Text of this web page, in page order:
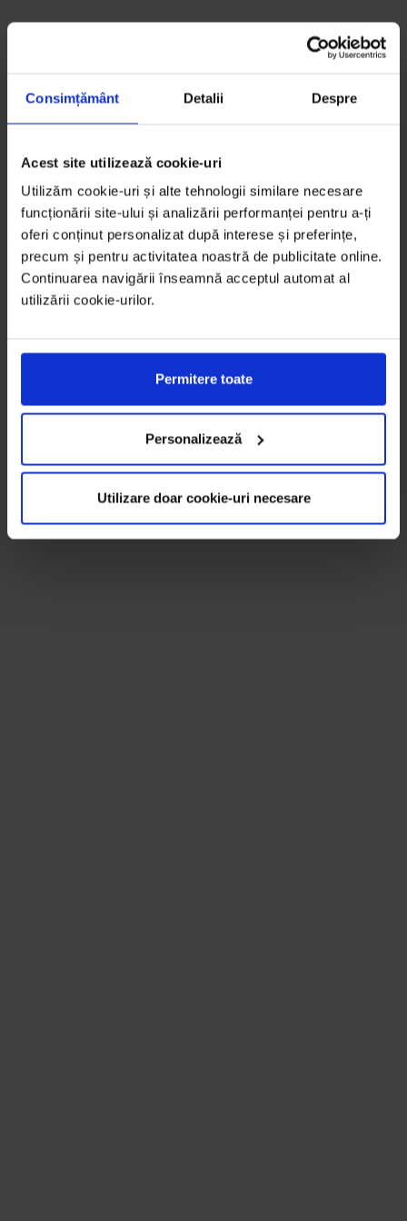
Consimțământ Detalii Despre
Acest site utilizează cookie-uri
Utilizăm cookie-uri și alte tehnologii similare necesare
funcționării site-ului și analizării performanței pentru a-ți
oferi conținut personalizat după interese și preferințe,
precum și pentru activitatea noastră de publicitate online.
Continuarea navigării înseamnă acceptul automat al
utilizării cookie-urilor.
Permitere toate
Personalizează
Utilizare doar cookie-uri necesare